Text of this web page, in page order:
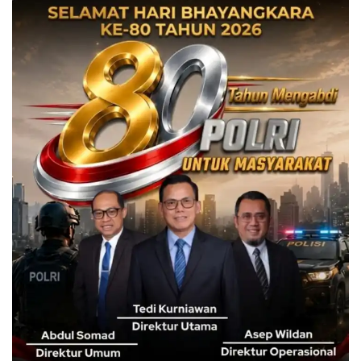
salah satu restoran yang masih menggunakan enam gas
LPG bersubsidi.
Atas temuan tersebut pihaknya memberikan edukasi
kepada pihak restoran dan minta untuk segera menukar
dengan gas LPG non subsidi.
“Pihak Pertamina juga menyiapkan gas LPG non subsidi,
bilamana ada yang kedapatan menggunakan gas LPG
bersubsidi harus segera diganti dengan gas dengan
ukuran tabung 5 Kg atau 12 Kg,” ungkap Anton.
Ia menambahkan, kedepan kegiatan ini akan terus
berlanjut dengan melibatkan beberapa perangkat daerah,
salah satunya Dinas Komunikasi dan Informatika.
Dengan harapan, kegiatan ini bisa memberikan edukasi
kepada masyarakat terutama bagi para pelaku usaha di